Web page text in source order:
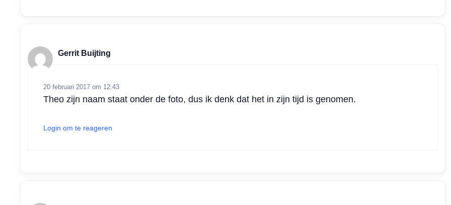
Gerrit Buijting
20 februari 2017 om 12:43
Theo zijn naam staat onder de foto, dus ik denk dat het in zijn tijd is genomen.
Login om te reageren